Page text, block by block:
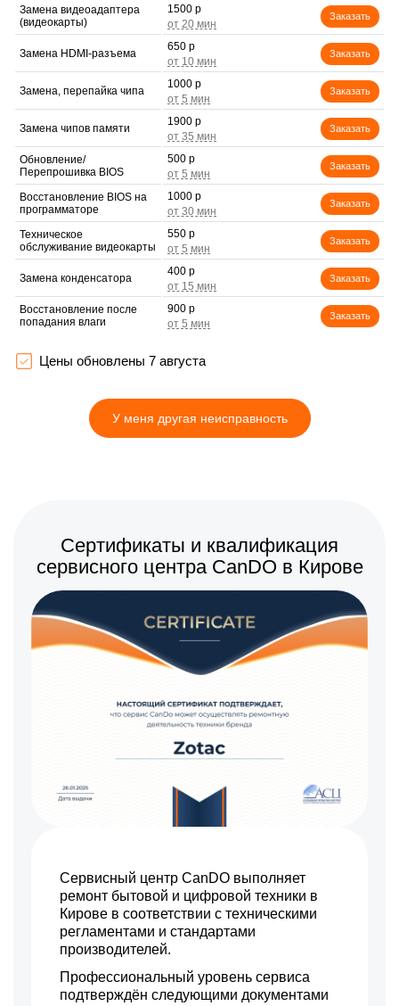
Замена видеоадаптера
(видеокарты)
1500 р
Заказать
Замена HDMI-разъема
650 р
Заказать
Замена, перепайка чипа
1000 р
Заказать
Замена чипов памяти
1900 р
Заказать
Обновление/
Перепрошивка BIOS
500 р
Заказать
Восстановление BIOS на
программаторе
1000 р
Заказать
Техническое
обслуживание видеокарты
550 р
Заказать
Замена конденсатора
400 р
Заказать
Восстановление после
попадания влаги
900 р
Заказать
Замена термопасты
Замена разъема
400 р
Цены обновлены 7 августа
У меня другая неисправность
Сертификаты и квалификация
сервисного центра CanDO в Кирове
Сервисный центр CanDO выполняет
ремонт бытовой и цифровой техники в
Кирове в соответствии с техническими
регламентами и стандартами
производителей.
Профессиональный уровень сервиса
подтверждён следующими документами